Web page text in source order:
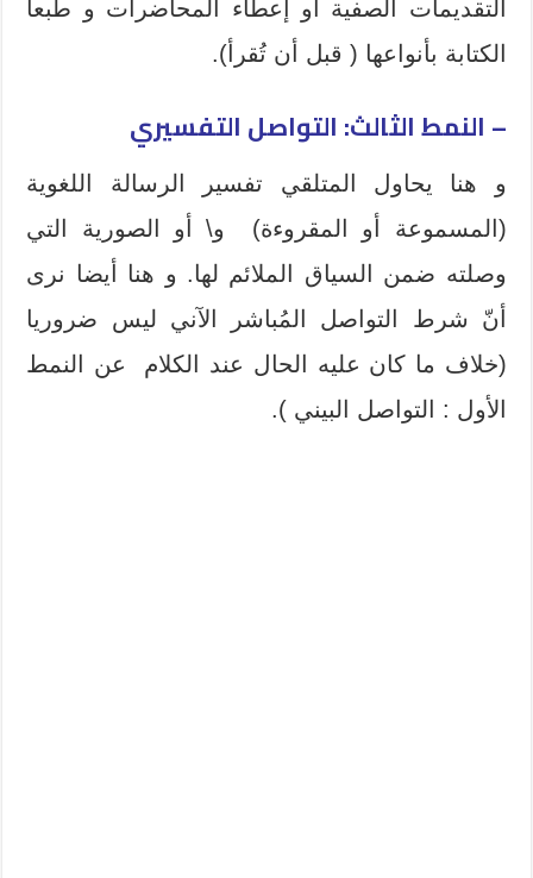
التقديمات الصفية أو إعطاء المحاضرات و طبعا
الكتابة بأنواعها ( قبل أن تُقرأ).
– النمط الثالث: التواصل التفسيري
و هنا يحاول المتلقي تفسير الرسالة اللغوية
(المسموعة أو المقروءة) و\ أو الصورية التي
وصلته ضمن السياق الملائم لها. و هنا أيضا نرى
أنّ شرط التواصل المُباشر الآني ليس ضروريا
(خلاف ما كان عليه الحال عند الكلام عن النمط
الأول : التواصل البيني ).